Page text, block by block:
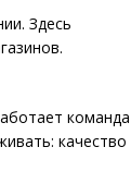
Здесь
команда
качество